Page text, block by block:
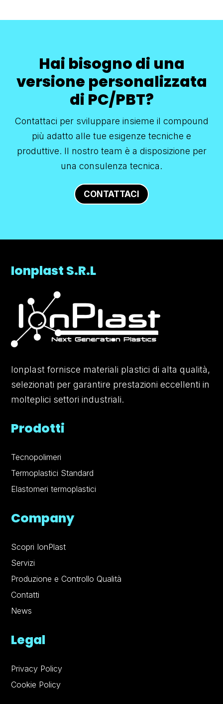
Hai bisogno di una
versione personalizzata
di PC/PBT?
Contattaci per sviluppare insieme il compound
più adatto alle tue esigenze tecniche e
produttive. Il nostro team è a disposizione per
una consulenza tecnica.
CONTATTACI
Ionplast S.R.L
Ionplast fornisce materiali plastici di alta qualità,
selezionati per garantire prestazioni eccellenti in
molteplici settori industriali.
Prodotti
Tecnopolimeri
Termoplastici Standard
Elastomeri termoplastici
Company
Scopri IonPlast
Servizi
Produzione e Controllo Qualità
Contatti
News
Legal
Privacy Policy
Cookie Policy